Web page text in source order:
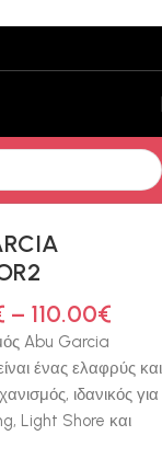
– 110.00€
Abu Garcia
ένας ελαφρύς και
ιδανικός για
Light Shore και